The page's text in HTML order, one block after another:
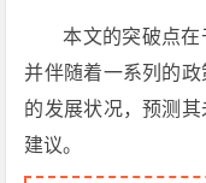
本文的突破点在
并伴随着一系列的
的发展状况，预测
建议。